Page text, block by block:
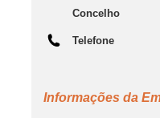
Concelho
Telefone
Informações da